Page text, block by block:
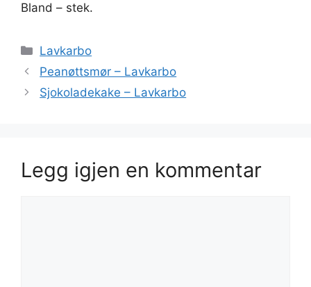
Bland – stek.
Kategorier
Lavkarbo
Peanøttsmør – Lavkarbo
Sjokoladekake – Lavkarbo
Legg igjen en kommentar